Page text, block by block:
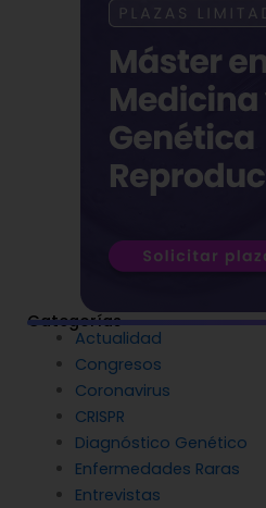
Categorías
Actualidad
Congresos
Coronavirus
CRISPR
Diagnóstico Genético
Enfermedades Raras
Entrevistas